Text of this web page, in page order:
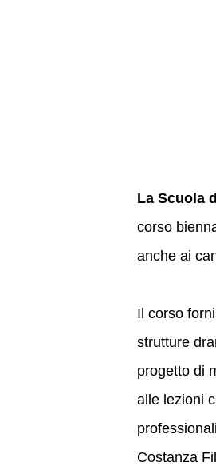
La Scuola
corso
anche ai
Il corso
strutture
progetto di
alle lezioni
Costanza